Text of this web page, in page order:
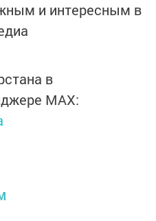
и интересным в
в
MАХ: